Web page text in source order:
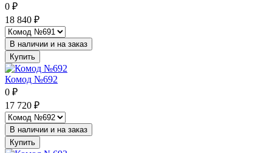
0 ₽
18 840 ₽
В наличии и на заказ
Купить
Комод №692
0 ₽
17 720 ₽
В наличии и на заказ
Купить